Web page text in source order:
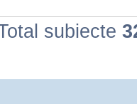
subiecte